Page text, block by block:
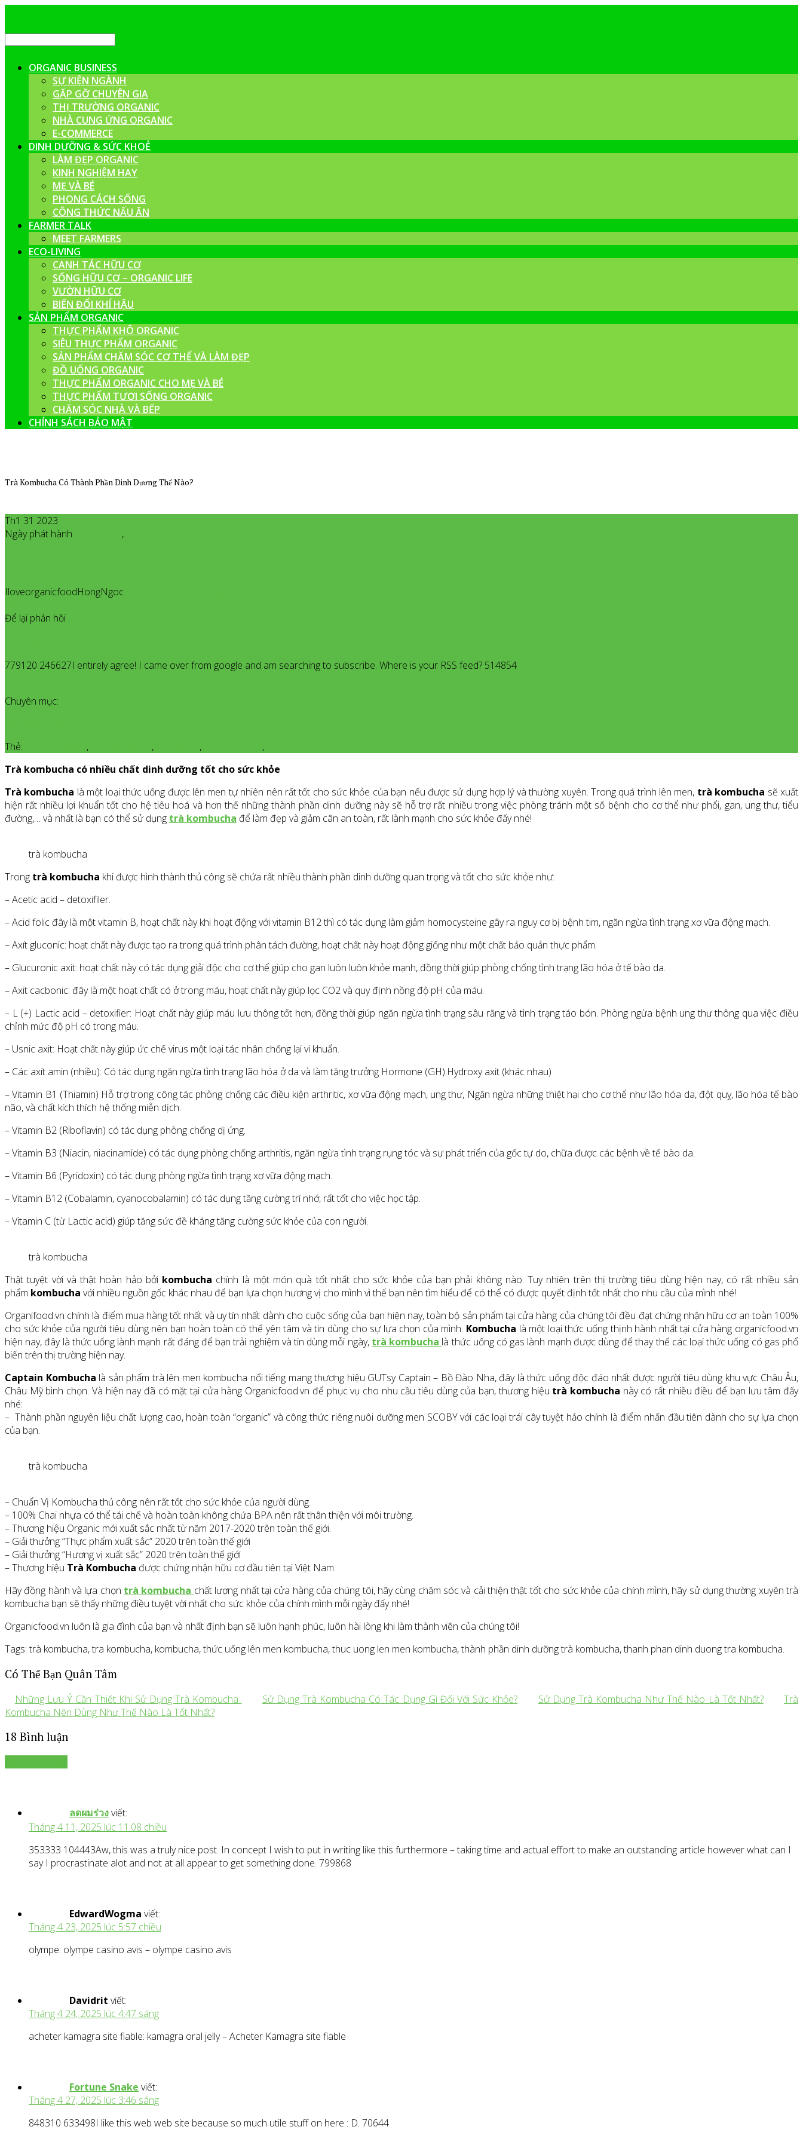
ORGANIC BUSINESS
SỰ KIỆN NGÀNH
GẶP GỠ CHUYÊN GIA
THỊ TRƯỜNG ORGANIC
NHÀ CUNG ỨNG ORGANIC
E-COMMERCE
DINH DƯỠNG & SỨC KHOẺ
LÀM ĐẸP ORGANIC
KINH NGHIỆM HAY
MẸ VÀ BÉ
PHONG CÁCH SỐNG
CÔNG THỨC NẤU ĂN
FARMER TALK
MEET FARMERS
ECO-LIVING
CANH TÁC HỮU CƠ
SỐNG HỮU CƠ – ORGANIC LIFE
VƯỜN HỮU CƠ
BIẾN ĐỔI KHÍ HẬU
SẢN PHẨM ORGANIC
THỰC PHẨM KHÔ ORGANIC
SIÊU THỰC PHẨM ORGANIC
SẢN PHẨM CHĂM SÓC CƠ THỂ VÀ LÀM ĐẸP
ĐỒ UỐNG ORGANIC
THỰC PHẨM ORGANIC CHO MẸ VÀ BÉ
THỰC PHẨM TƯƠI SỐNG ORGANIC
CHĂM SÓC NHÀ VÀ BẾP
CHÍNH SÁCH BẢO MẬT
Trà Kombucha Có Thành Phần Dinh Dương Thế Nào?
Th1 31 2023
Ngày phát hành
,
IloveorganicfoodHongNgoc
Để lại phản hồi
779120 246627I entirely agree! I came over from google and am searching to subscribe. Where is your RSS feed? 514854
Chuyên mục:
Thẻ:
, , , ,
Trà kombucha có nhiều chất dinh dưỡng tốt cho sức khỏe
Trà kombucha là một loại thức uống được lên men tự nhiên nên rất tốt cho sức khỏe của bạn nếu được sử dụng hợp lý và thường xuyên. Trong quá trình lên men, trà kombucha sẽ xuất
hiện rất nhiều lợi khuẩn tốt cho hệ tiêu hoá và hơn thế những thành phần dinh dưỡng này sẽ hỗ trợ rất nhiều trong việc phòng tránh một số bệnh cho cơ thể như phổi, gan, ung thư, tiểu
đường,… và nhất là bạn có thể sử dụng trà kombucha để làm đẹp và giảm cân an toàn, rất lành mạnh cho sức khỏe đấy nhé!
trà kombucha
Trong trà kombucha khi được hình thành thủ công sẽ chứa rất nhiều thành phần dinh dưỡng quan trọng và tốt cho sức khỏe như:
– Acetic acid – detoxifiler.
– Acid folic đây là một vitamin B, hoạt chất này khi hoạt động với vitamin B12 thì có tác dụng làm giảm homocysteine gây ra nguy cơ bị bệnh tim, ngăn ngừa tình trạng xơ vữa động mạch.
– Axít gluconic: hoạt chất này được tạo ra trong quá trình phân tách đường, hoạt chất này hoạt động giống như một chất bảo quản thực phẩm.
– Glucuronic axit: hoạt chất này có tác dụng giải độc cho cơ thể giúp cho gan luôn luôn khỏe mạnh, đồng thời giúp phòng chống tình trạng lão hóa ở tế bào da.
– Axit cacbonic: đây là một hoạt chất có ở trong máu, hoạt chất này giúp lọc CO2 và quy định nồng độ pH của máu.
– L (+) Lactic acid – detoxifier: Hoạt chất này giúp máu lưu thông tốt hơn, đồng thời giúp ngăn ngừa tình trạng sâu răng và tình trạng táo bón. Phòng ngừa bệnh ung thư thông qua việc điều
chỉnh mức độ pH có trong máu.
– Usnic axit: Hoạt chất này giúp ức chế virus một loại tác nhân chống lại vi khuẩn.
– Các axít amin (nhiều): Có tác dụng ngăn ngừa tình trạng lão hóa ở da và làm tăng trưởng Hormone (GH).Hydroxy axit (khác nhau)
– Vitamin B1 (Thiamin) Hỗ trợ trong công tác phòng chống các điều kiện arthritic, xơ vữa động mạch, ung thư, Ngăn ngừa những thiệt hại cho cơ thể như lão hóa da, đột quỵ, lão hóa tế bào
não, và chất kích thích hệ thống miễn dịch.
– Vitamin B2 (Riboflavin) có tác dụng phòng chống dị ứng.
– Vitamin B3 (Niacin, niacinamide) có tác dụng phòng chống arthritis, ngăn ngừa tình trạng rụng tóc và sự phát triển của gốc tự do, chữa được các bệnh về tế bào da.
– Vitamin B6 (Pyridoxin) có tác dụng phòng ngừa tình trạng xơ vữa động mạch.
– Vitamin B12 (Cobalamin, cyanocobalamin) có tác dụng tăng cường trí nhớ, rất tốt cho việc học tập.
– Vitamin C (từ Lactic acid) giúp tăng sức đề kháng tăng cường sức khỏe của con người.
trà kombucha
Thật tuyệt vời và thật hoàn hảo bởi kombucha chính là một món quà tốt nhất cho sức khỏe của bạn phải không nào. Tuy nhiên trên thị trường tiêu dùng hiện nay, có rất nhiều sản
phẩm kombucha với nhiều nguồn gốc khác nhau để bạn lựa chọn hương vị cho mình vì thế bạn nên tìm hiểu để có thể có được quyết định tốt nhất cho nhu cầu của mình nhé!
Organifood.vn chính là điểm mua hàng tốt nhất và uy tín nhất dành cho cuộc sống của bạn hiện nay, toàn bộ sản phẩm tại cửa hàng của chúng tôi đều đạt chứng nhận hữu cơ an toàn 100%
cho sức khỏe của người tiêu dùng nên bạn hoàn toàn có thể yên tâm và tin dùng cho sự lựa chọn của mình. Kombucha là một loại thức uống thịnh hành nhất tại cửa hàng organicfood.vn
hiện nay, đây là thức uống lành mạnh rất đáng để bạn trải nghiệm và tin dùng mỗi ngày, trà kombucha là thức uống có gas lành mạnh được dùng để thay thế các loại thức uống có gas phổ
biến trên thị trường hiện nay.
Captain Kombucha là sản phẩm trà lên men kombucha nổi tiếng mang thương hiệu GUTsy Captain – Bồ Đào Nha, đây là thức uống độc đáo nhất được người tiêu dùng khu vực Châu Âu,
Châu Mỹ bình chọn. Và hiện nay đã có mặt tại cửa hàng Organicfood.vn để phục vụ cho nhu cầu tiêu dùng của bạn, thương hiệu trà kombucha này có rất nhiều điều để bạn lưu tâm đấy
nhé:
– Thành phần nguyên liệu chất lượng cao, hoàn toàn “organic” và công thức riêng nuôi dưỡng men SCOBY với các loại trái cây tuyệt hảo chính là điểm nhấn đầu tiên dành cho sự lựa chọn
của bạn.
trà kombucha
– Chuẩn Vị Kombucha thủ công nên rất tốt cho sức khỏe của người dùng.
– 100% Chai nhựa có thể tái chế và hoàn toàn không chứa BPA nên rất thân thiện với môi trường.
– Thương hiệu Organic mới xuất sắc nhất từ năm 2017-2020 trên toàn thế giới.
– Giải thưởng “Thực phẩm xuất sắc” 2020 trên toàn thế giới
– Giải thưởng “Hương vị xuất sắc” 2020 trên toàn thế giới
– Thương hiệu Trà Kombucha được chứng nhận hữu cơ đầu tiên tại Việt Nam.
Hãy đồng hành và lựa chọn trà kombucha chất lượng nhất tại cửa hàng của chúng tôi, hãy cùng chăm sóc và cải thiện thật tốt cho sức khỏe của chính mình, hãy sử dụng thường xuyên trà
kombucha bạn sẽ thấy những điều tuyệt vời nhất cho sức khỏe của chính mình mỗi ngày đấy nhé!
Organicfood.vn luôn là gia đình của bạn và nhất định bạn sẽ luôn hạnh phúc, luôn hài lòng khi làm thành viên của chúng tôi!
Tags: trà kombucha, tra kombucha, kombucha, thức uống lên men kombucha, thuc uong len men kombucha, thành phần dinh dưỡng trà kombucha, thanh phan dinh duong tra kombucha.
Có Thể Bạn Quân Tâm
Những Lưu Ý Cần Thiết Khi Sử Dụng Trà Kombucha Sử Dụng Trà Kombucha Có Tác Dụng Gì Đối Với Sức Khỏe? Sử Dụng Trà Kombucha Như Thế Nào Là Tốt Nhất?
Trà
Kombucha Nên Dùng Như Thế Nào Là Tốt Nhất?
18 Bình luận
ลดผมร่วงviết:
Tháng 4 11, 2025 lúc 11:08 chiều
353333 104443Aw, this was a truly nice post. In concept I wish to put in writing like this furthermore – taking time and actual effort to make an outstanding article however what can I
say I procrastinate alot and not at all appear to get something done. 799868
EdwardWogma viết:
Tháng 4 23, 2025 lúc 5:57 chiều
olympe: olympe casino avis – olympe casino avis
Davidrit viết:
Tháng 4 24, 2025 lúc 4:47 sáng
acheter kamagra site fiable: kamagra oral jelly – Acheter Kamagra site fiable
Fortune Snake viết:
Tháng 4 27, 2025 lúc 3:46 sáng
848310 633498I like this web web site because so much utile stuff on here : D. 70644